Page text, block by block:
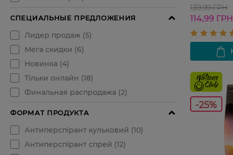
139,99 ГРН
114,99 ГРН
-25%